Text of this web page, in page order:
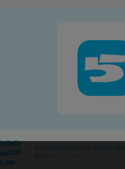
東京都公安委員会許可済 古物商許可番
株式会社らしんばん